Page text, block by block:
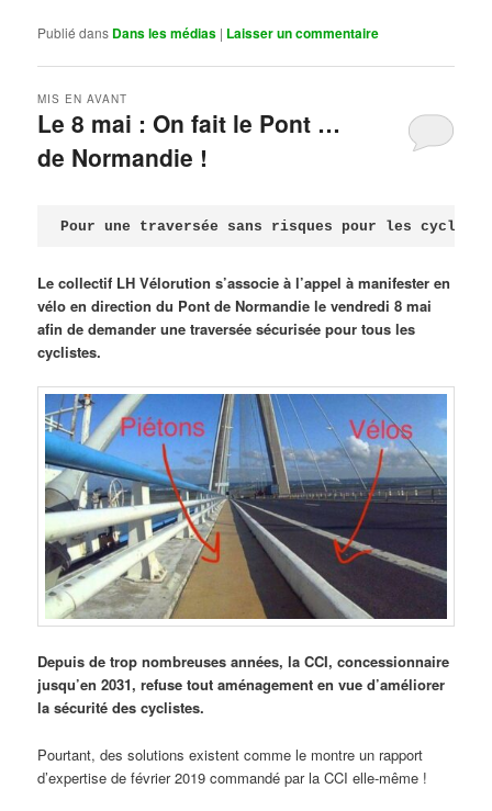
Publié dans Dans les médias | Laisser un commentaire
Le 8 mai : On fait le Pont …
de Normandie !
MIS EN AVANT
Pour une traversée sans risques pour les
Le collectif LH Vélorution s’associe à l’appel à manifester en
vélo en direction du Pont de Normandie le vendredi 8 mai
afin de demander une traversée sécurisée pour tous les
cyclistes.
Depuis de trop nombreuses années, la CCI, concessionnaire
jusqu’en 2031, refuse tout aménagement en vue d’améliorer
la sécurité des cyclistes.
Pourtant, des solutions existent comme le montre un rapport
d’expertise de février 2019 commandé par la CCI elle-même !